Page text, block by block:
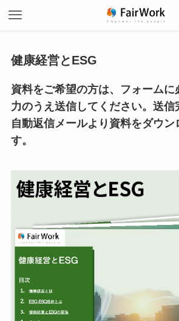
健康経営とESG
資料をご希望の方は、フォームに
力のうえ送信してください。送信
自動返信メールより資料をダウン
す。